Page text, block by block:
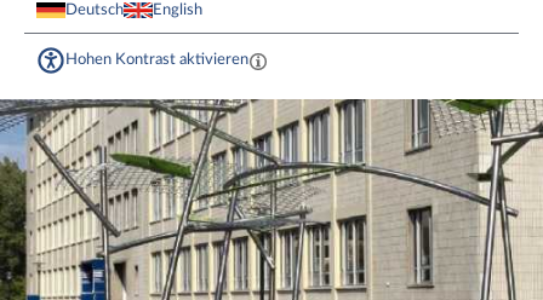
Deutsch English
Hohen Kontrast aktivieren